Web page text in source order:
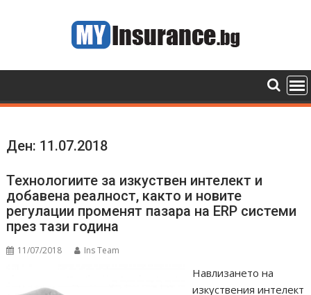
Ден: 11.07.2018
Технологиите за изкуствен интелект и
добавена реалност, както и новите
регулации променят пазара на ERP системи
през тази година
11/07/2018 Ins Team
Навлизането на
изкуствения интелект